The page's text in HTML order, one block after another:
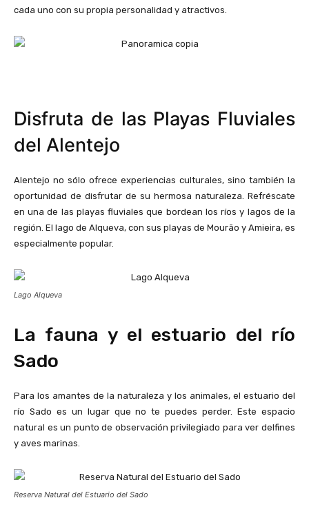
cada uno con su propia personalidad y atractivos.
Disfruta de las Playas Fluviales
del Alentejo
Alentejo no sólo ofrece experiencias culturales, sino también la
oportunidad de disfrutar de su hermosa naturaleza. Refréscate
en una de las playas fluviales que bordean los ríos y lagos de la
región. El lago de Alqueva, con sus playas de Mourão y Amieira, es
especialmente popular.
Lago Alqueva
La fauna y el estuario del río
Sado
Para los amantes de la naturaleza y los animales, el estuario del
río Sado es un lugar que no te puedes perder. Este espacio
natural es un punto de observación privilegiado para ver delfines
y aves marinas.
Reserva Natural del Estuario del Sado